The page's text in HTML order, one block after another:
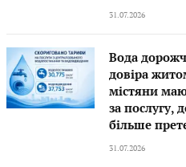
31.07.2026
Вода
довіра
містяни
за послугу,
більше
31.07.2026